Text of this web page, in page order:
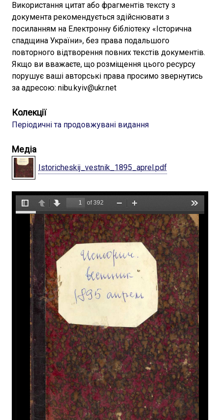
Використання цитат або фрагментів тексту з
документа рекомендується здійснювати з
посиланням на Електронну бібліотеку «Історична
спадщина України», без права подальшого
повторного відтворення повних текстів документів.
Якщо ви вважаєте, що розміщення цього ресурсу
порушує ваші авторські права просимо звернутись
за адресою: nibu.kyiv@ukr.net
Колекції
Періодичні та продовжувані видання
Медіа
Istoricheskij_vestnik_1895_aprel.pdf